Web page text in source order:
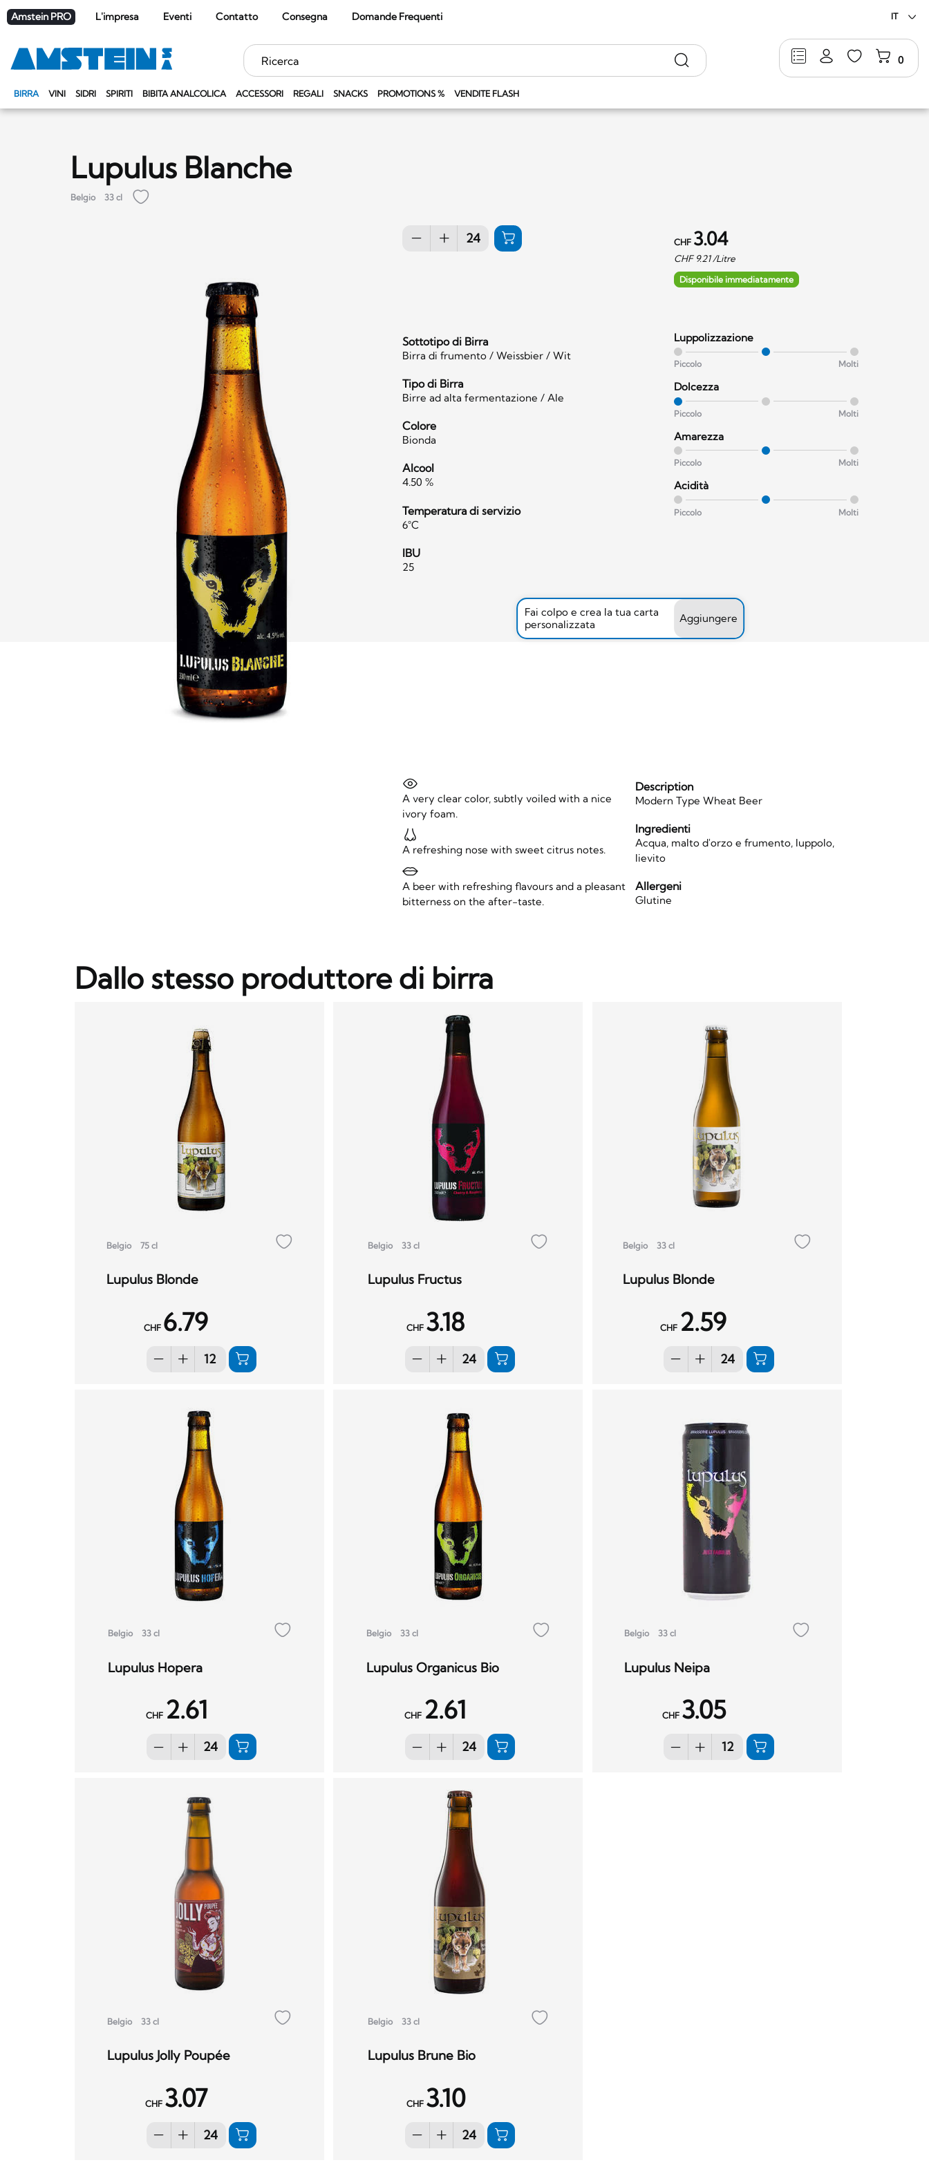
Amstein PRO L'impresa Eventi Contatto Consegna Domande Frequenti IT
BIRRA VINI SIDRI SPIRITI BIBITA ANALCOLICA ACCESSORI REGALI SNACKS PROMOTIONS % VENDITE FLASH
0
Parole
chiave
Ricerca
Lupulus Blanche
Belgio 33 cl
CHF 3.04
CHF 9.21/Litre
Disponibile immediatamente
Sottotipo di Birra
Birra di frumento / Weissbier / Wit
Tipo di Birra
Birre ad alta fermentazione / Ale
Colore
Bionda
Alcool
4.50 %
Temperatura di servizio
6°C
IBU
25
Luppolizzazione
Piccolo Molti
Dolcezza
Piccolo Molti
Amarezza
Piccolo Molti
Acidità
Piccolo Molti
Fai colpo e crea la tua carta
personalizzata
Aggiungere
A very clear color, subtly voiled with a nice
ivory foam.
A refreshing nose with sweet citrus notes.
A beer with refreshing flavours and a pleasant
bitterness on the after-taste.
Description
Modern Type Wheat Beer
Ingredienti
Acqua, malto d'orzo e frumento, luppolo,
lievito
Allergeni
Glutine
Dallo stesso produttore di birra
Belgio 75 cl
Lupulus Blonde
CHF 6.79
Belgio 33 cl
Lupulus Fructus
CHF 3.18
Belgio 33 cl
Lupulus Blonde
CHF 2.59
Belgio 33 cl
Lupulus Hopera
CHF 2.61
Belgio 33 cl
Lupulus Organicus Bio
CHF 2.61
Belgio 33 cl
Lupulus Neipa
CHF 3.05
Belgio 33 cl
Lupulus Jolly Poupée
CHF 3.07
Belgio 33 cl
Lupulus Brune Bio
CHF 3.10